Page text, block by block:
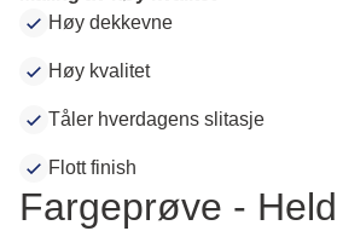
Høy dekkevne
Høy kvalitet
Tåler hverdagens slitasje
Flott finish
Fargeprøve -